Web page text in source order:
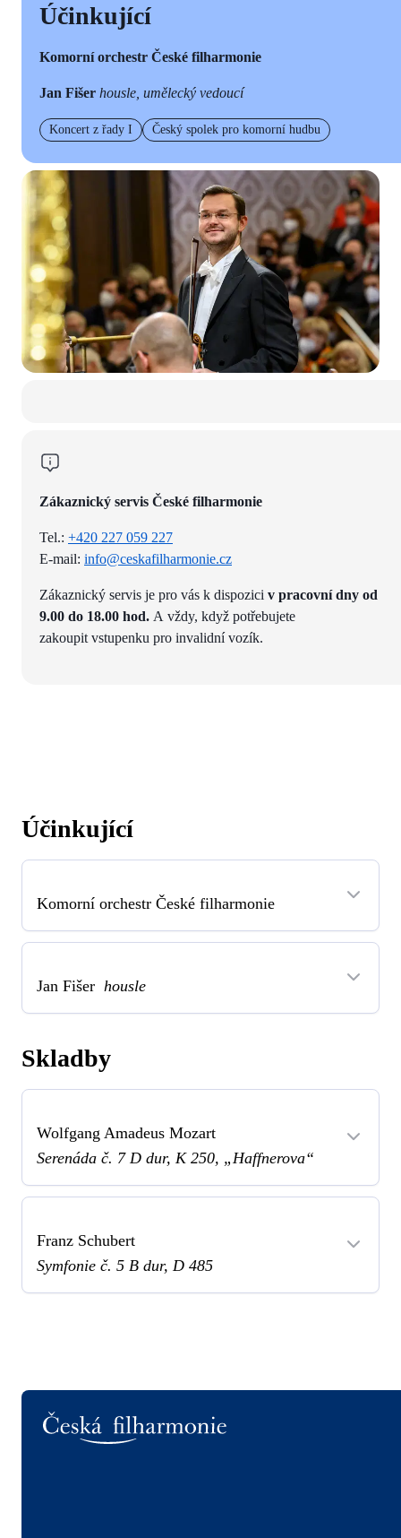
Účinkující
Komorní orchestr České filharmonie
Jan Fišer housle, umělecký vedoucí
Koncert z řady I Český spolek pro komorní hudbu
Zákaznický servis České filharmonie
Tel.: +420 227 059 227
E-mail: info@ceskafilharmonie.cz
Zákaznický servis je pro vás k dispozici v pracovní dny od
9.00 do 18.00 hod. A vždy, když potřebujete
zakoupit vstupenku pro invalidní vozík.
Účinkující
Komorní orchestr České filharmonie
Jan Fišer housle
Skladby
Wolfgang Amadeus Mozart
Serenáda č. 7 D dur, K 250, „Haffnerova“
Franz Schubert
Symfonie č. 5 B dur, D 485